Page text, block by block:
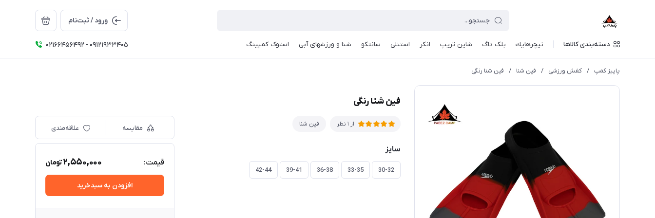
ورود / ثبت‌نام
دسته‌بندی کالاها نيچرهايك بلک داگ شاین تریپ انکر استنلی سانتکو شنا و ورزشهای آبی استوک کمپینگ 02166456492 - 09121933405
پاییز کمپ / کفش ورزشی / فین شنا / فین شنا رنگی
فین شنا رنگی
از 1 نظر فین شنا
سایز
30-32
33-35
36-38
39-41
42-44
مقایسه علاقه‌مندی
قیمت: 2,550,000تومان
افزودن به سبدخرید